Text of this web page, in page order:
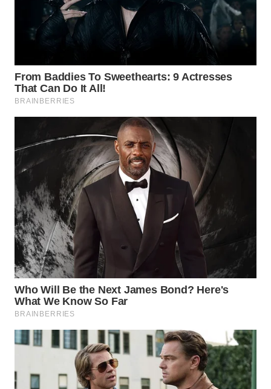
WN
SIMALUNGUN
LABUHANBATU
WN
TAPANULI
WN DELI
SERDANG
WN
TEBING
TINGGI
WN
PAKPAK
WN
KARAWANG